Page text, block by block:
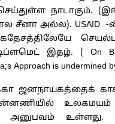
நாடாகும்.
சீனா அல்ல). USAID -
இதழ். ( On
Approach is undermined
ஜனநாயகத்தைக்
அனுபவம் உள்ளது.